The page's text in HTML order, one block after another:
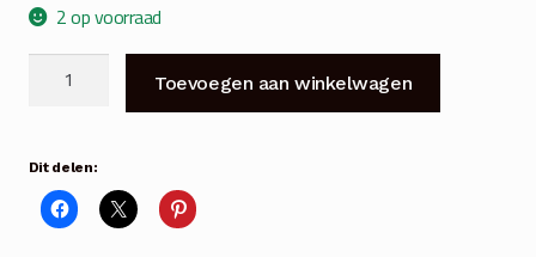
2 op voorraad
herbs
aantal
Toevoegen aan winkelwagen
Dit delen: